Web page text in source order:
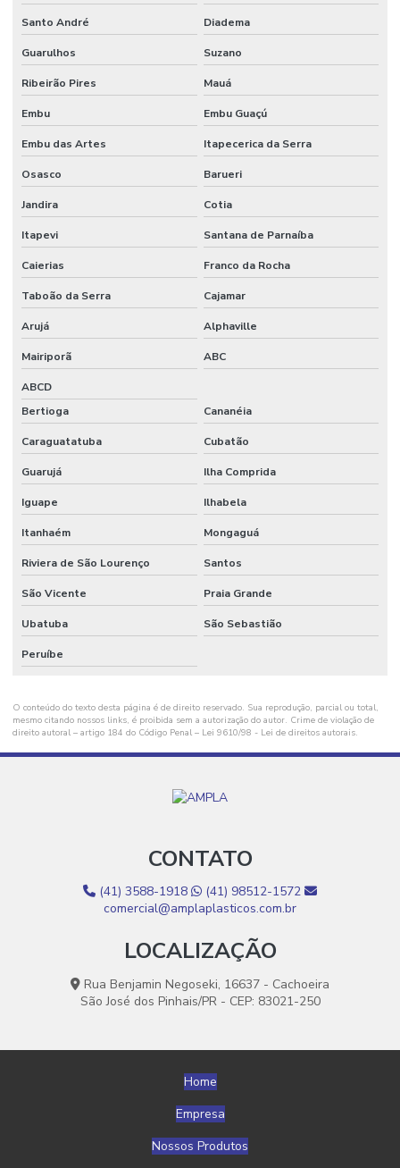
Filmes Plásticos Para Embalagens Flexíveis
Filmes Plásticos Para Medicamentos
Filmes Plásticos Recicláveis Para Alimentos
Filmes Técnicos Para Embalagem E Protetores
Filmes Técnicos Personalizados Para Setores
Fornecedor De Aparas Plásticas
Fornecedor De Embalagens Técnicas Para Eletrônicos
Fornecedor De Filme Técnico Sob Demanda
Fornecedor De Filmes Técnicos Personalizados
Fornecedor De Grãos De Plástico
Fornecedor De Grãos De Plástico Preto
Fornecedor De Plásticos Recuperados
Fornecedor De Sacos Plásticos
Fornecedores De Bobinas E Filmes Plásticos
Fornecimento De Aparas Plásticas
Fornecimento De Aparas Plásticas Para Indústria
Grãos De Plástico
Grãos De Plástico Canela
Grãos De Plástico Colorido Por Atacado
Grãos De Plástico Cristal Para Indústria
Grãos De Plástico Cristal Para Venda
Grãos De Plástico Para Empilhadeiras
Grãos De Plástico Para Indústria
Grãos De Plástico Para Reciclagem
Grãos De Plástico Personalizados
Grãos De Plástico Strech À Venda Online
Santo André Diadema
Guarulhos Suzano
Ribeirão Pires Mauá
Embu Embu Guaçú
Embu das Artes Itapecerica da Serra
Osasco Barueri
Jandira Cotia
Itapevi Santana de Parnaíba
Caierias Franco da Rocha
Taboão da Serra Cajamar
Arujá Alphaville
Mairiporã ABC
ABCD
Bertioga
Cananéia
Caraguatatuba Cubatão
Guarujá Ilha Comprida
Iguape Ilhabela
Itanhaém Mongaguá
Riviera de São Lourenço Santos
São Vicente Praia Grande
Ubatuba São Sebastião
Peruíbe
O conteúdo do texto desta página é de direito reservado. Sua reprodução, parcial ou total,
mesmo citando nossos links, é proibida sem a autorização do autor. Crime de violação de
direito autoral – artigo 184 do Código Penal – Lei 9610/98 - Lei de direitos autorais.
CONTATO
(41) 3588-1918
(41) 98512-1572
comercial@amplaplasticos.com.br
LOCALIZAÇÃO
Rua Benjamin Negoseki, 16637 - Cachoeira
São José dos Pinhais/PR - CEP: 83021-250
Home
Empresa
Nossos Produtos